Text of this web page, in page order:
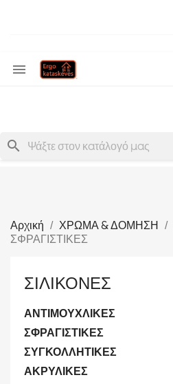

search
Αρχική ΧΡΩΜΑ & ΔΟΜΗΣΗ
ΣΦΡΑΓΙΣΤΙΚΕΣ
ΣΙΛΙΚΟΝΕΣ
ΑΝΤΙΜΟΥΧΛΙΚΕΣ
ΣΦΡΑΓΙΣΤΙΚΕΣ
ΣΥΓΚΟΛΛΗΤΙΚΕΣ
ΑΚΡΥΛΙΚΕΣ